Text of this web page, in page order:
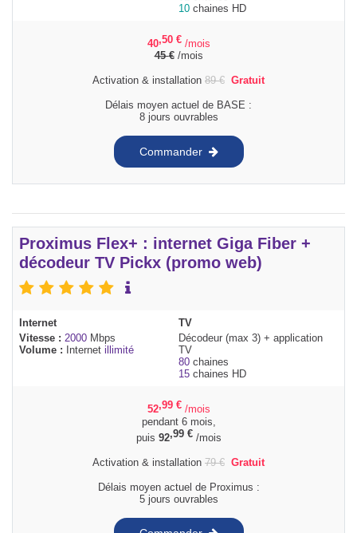
10 chaines HD
40,50 € /mois
45€/mois
Activation & installation 89€ Gratuit
Délais moyen actuel de BASE :
8 jours ouvrables
Commander
Proximus Flex+ : internet Giga Fiber +
décodeur TV Pickx (promo web)
Internet
Vitesse : 2000 Mbps
Volume :
Internet illimité
TV
Décodeur (max 3) + application
TV
80 chaines
15 chaines HD
52,99 € /mois
pendant 6 mois,
puis 92,99 €/mois
Activation & installation 79€ Gratuit
Délais moyen actuel de Proximus :
5 jours ouvrables